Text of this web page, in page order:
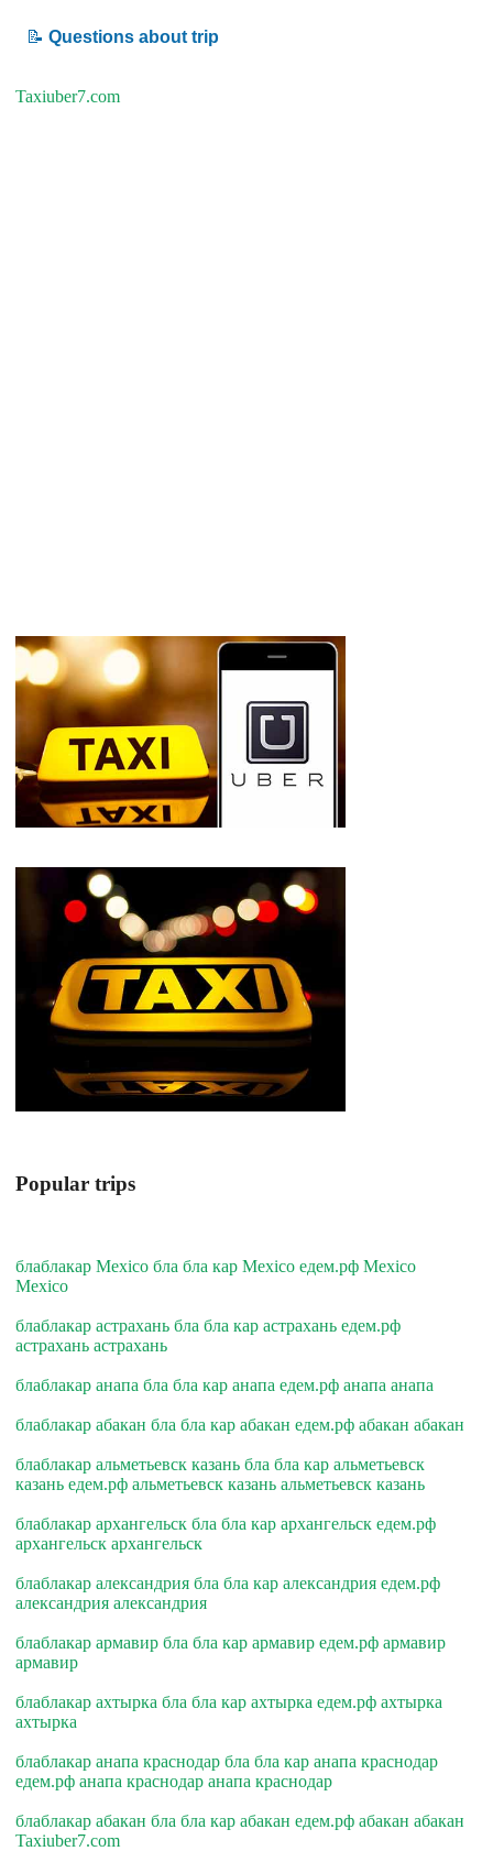
📝 Questions about trip
Taxiuber7.com
Popular trips
блаблакар Mexico бла бла кар Mexico едем.рф Mexico
Mexico
блаблакар астрахань бла бла кар астрахань едем.рф
астрахань астрахань
блаблакар анапа бла бла кар анапа едем.рф анапа анапа
блаблакар абакан бла бла кар абакан едем.рф абакан абакан
блаблакар альметьевск казань бла бла кар альметьевск
казань едем.рф альметьевск казань альметьевск казань
блаблакар архангельск бла бла кар архангельск едем.рф
архангельск архангельск
блаблакар александрия бла бла кар александрия едем.рф
александрия александрия
блаблакар армавир бла бла кар армавир едем.рф армавир
армавир
блаблакар ахтырка бла бла кар ахтырка едем.рф ахтырка
ахтырка
блаблакар анапа краснодар бла бла кар анапа краснодар
едем.рф анапа краснодар анапа краснодар
блаблакар абакан бла бла кар абакан едем.рф абакан абакан
Taxiuber7.com